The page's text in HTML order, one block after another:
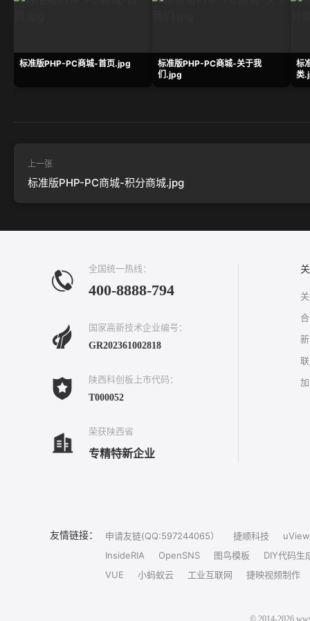
标准版PHP-PC商城-首页.jpg
标准版PHP-PC商城-关于我
们.jpg
标
类
上一张
标准版PHP-PC商城-积分商城.jpg
全国统一热线：
400-8888-794
国家高新技术企业编号：
GR202361002818
陕西科创板上市代码：
T000052
荣获陕西省
专精特新企业
友情链接： 申请友链(QQ:597244065） 捷顺科技
uView
InsideRIA
OpenSNS 图鸟模板
DIY代码生
VUE
小蚂蚁云 工业互联网 捷映视频制作
© 2014-2026